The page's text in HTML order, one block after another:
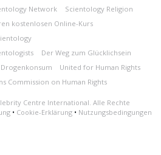
Network
Scientology Religion
kostenlosen Online-Kurs
Der Weg zum Glücklichsein
United for Human Rights
Commission on Human Rights
Centre International. Alle Rechte
• Cookie-Erklärung • Nutzungsbedingungen